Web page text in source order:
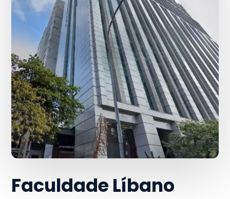
Faculdade Líbano